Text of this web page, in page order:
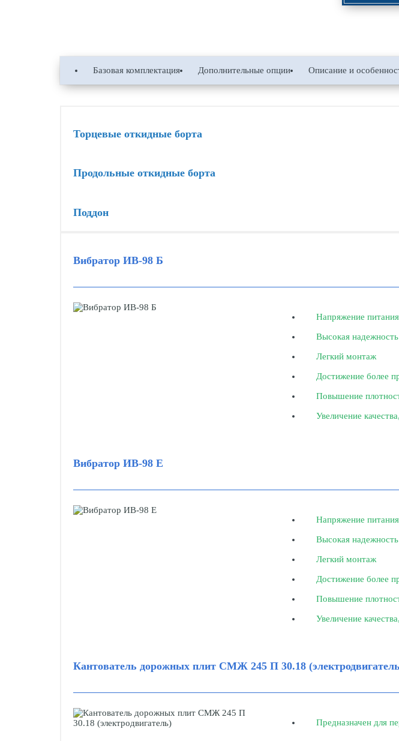
Базовая комплектация Дополнительные опции Описание и
Торцевые откидные борта
Продольные откидные борта
Поддон
Вибратор ИВ-98 Б
Напряжение
Высокая надежность
Легкий монтаж
Достижение более
Повышение
Увеличение
Вибратор ИВ-98 Е
Напряжение
Высокая надежность
Легкий монтаж
Достижение более
Повышение
Увеличение
Кантователь дорожных плит СМЖ 245 П 30.18
Предназначен для